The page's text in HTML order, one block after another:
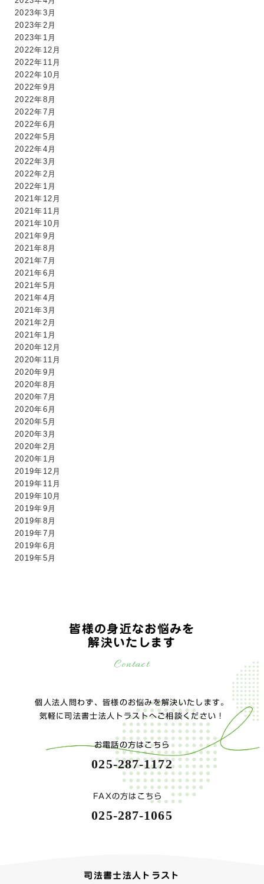
2023年3月
2023年2月
2023年1月
2022年12月
2022年11月
2022年10月
2022年9月
2022年8月
2022年7月
2022年6月
2022年5月
2022年4月
2022年3月
2022年2月
2022年1月
2021年12月
2021年11月
2021年10月
2021年9月
2021年8月
2021年7月
2021年6月
2021年5月
2021年4月
2021年3月
2021年2月
2021年1月
2020年12月
2020年11月
2020年9月
2020年8月
2020年7月
2020年6月
2020年5月
2020年3月
2020年2月
2020年1月
2019年12月
2019年11月
2019年10月
2019年9月
2019年8月
2019年7月
2019年6月
2019年5月
皆様の身近なお悩みを
解決いたします
Contact
個人法人問わず、皆様のお悩みを解決いたします。
気軽に司法書士法人トラストへご相談ください！
お電話の方はこちら
025-287-1172
FAXの方はこちら
025-287-1065
司法書士法人トラスト